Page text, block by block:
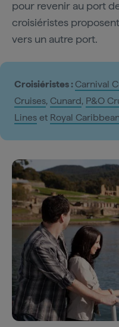
pour revenir au port
croisiéristes
vers un autre port.
Croisiéristes : Carnival
Cruises, Cunard, P&O
Lines et Royal